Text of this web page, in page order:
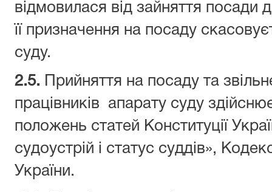
відмовилася від зайняття посади
її призначення на посаду
суду.
2.5. Прийняття на посаду та
працівників апарату суду
положень статей Конституції
судоустрій і статус суддів»,
України.